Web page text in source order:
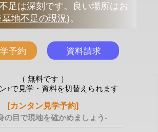
足は深刻です。良い場所はお
地不足の現況)。
（ 無料です ）
↑で見学・資料を切替えられます
[カンタン見学予約]
の目で現地を確かめましょう-